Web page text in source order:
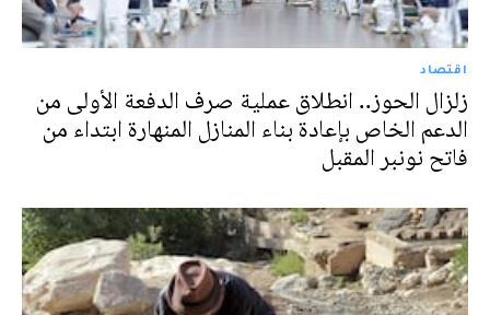
اقتصاد
زلزال الحوز.. انطلاق عملية صرف الدفعة الأولى من
الدعم الخاص بإعادة بناء المنازل المنهارة ابتداء من
فاتح نونبر المقبل